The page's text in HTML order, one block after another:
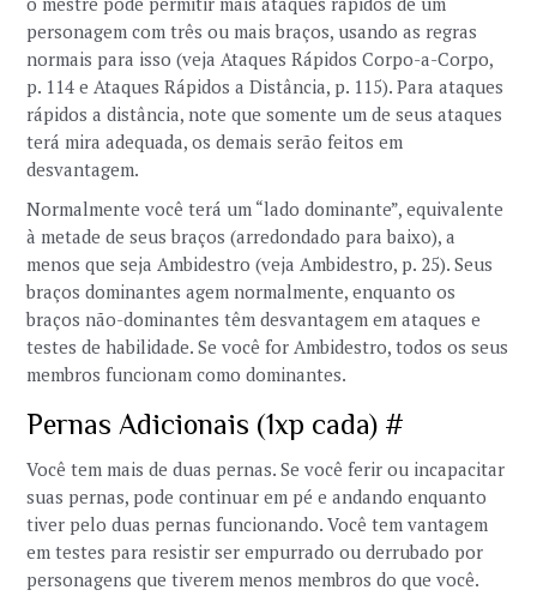
personagem com três ou mais braços, usando as regras
normais para isso (veja Ataques Rápidos Corpo-a-Corpo,
p. 114 e Ataques Rápidos a Distância, p. 115). Para ataques
rápidos a distância, note que somente um de seus ataques
terá mira adequada, os demais serão feitos em
desvantagem.
Normalmente você terá um “lado dominante”, equivalente
à metade de seus braços (arredondado para baixo), a
menos que seja Ambidestro (veja Ambidestro, p. 25). Seus
braços dominantes agem normalmente, enquanto os
braços não-dominantes têm desvantagem em ataques e
testes de habilidade. Se você for Ambidestro, todos os seus
membros funcionam como dominantes.
Pernas Adicionais (1xp cada) #
Você tem mais de duas pernas. Se você ferir ou incapacitar
suas pernas, pode continuar em pé e andando enquanto
tiver pelo duas pernas funcionando. Você tem vantagem
em testes para resistir ser empurrado ou derrubado por
personagens que tiverem menos membros do que você.